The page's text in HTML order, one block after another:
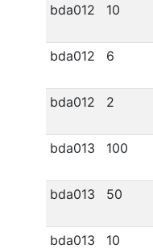
bda012 10
bda012 6
bda012 2
bda013 100
bda013 50
bda013 10